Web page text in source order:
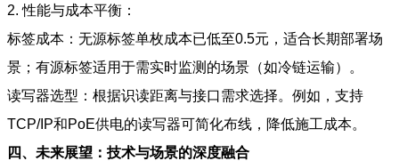
2. 性能与成本平衡：
标签成本：无源标签单枚成本已低至0.5元，适合长期部署场
景；有源标签适用于需实时监测的场景（如冷链运输）。
读写器选型：根据识读距离与接口需求选择。例如，支持
TCP/IP和PoE供电的读写器可简化布线，降低施工成本。
四、未来展望：技术与场景的深度融合